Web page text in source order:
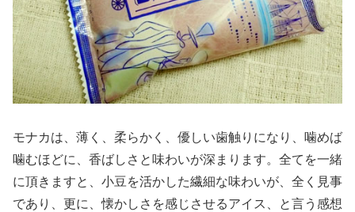
モナカは、薄く、柔らかく、優しい歯触りになり、噛めば
噛むほどに、香ばしさと味わいが深まります。全てを一緒
に頂きますと、小豆を活かした繊細な味わいが、全く見事
であり、更に、懐かしさを感じさせるアイス、と言う感想